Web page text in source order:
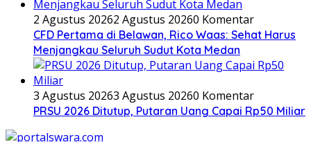
2 Agustus 20262 Agustus 20260 Komentar
CFD Pertama di Belawan, Rico Waas: Sehat Harus
Menjangkau Seluruh Sudut Kota Medan
3 Agustus 20263 Agustus 20260 Komentar
PRSU 2026 Ditutup, Putaran Uang Capai Rp50 Miliar